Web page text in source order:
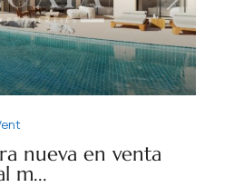
Next
nueva en venta
m...